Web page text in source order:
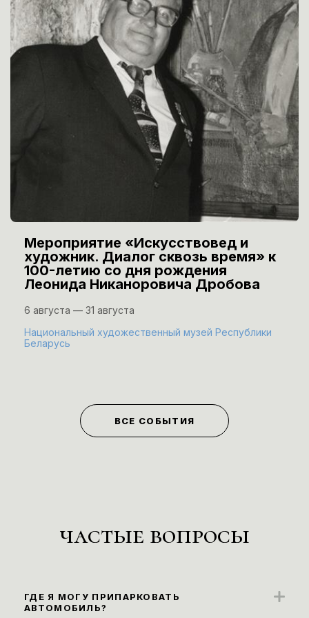
Мероприятие «Искусствовед и
художник. Диалог сквозь время» к
100-летию со дня рождения
Леонида Никаноровича Дробова
6 августа — 31 августа
Национальный художественный музей Республики
Беларусь
ВСЕ СОБЫТИЯ
частые вопросы
ГДЕ Я МОГУ ПРИПАРКОВАТЬ
АВТОМОБИЛЬ?